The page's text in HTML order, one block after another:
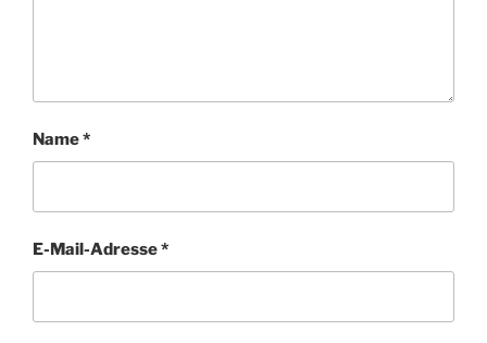
Name*
E-Mail-Adresse*